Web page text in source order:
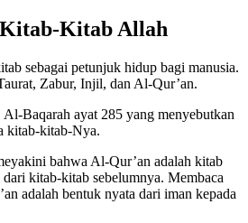
Kitab Allah
sebagai petunjuk hidup bagi manusia.
Zabur, Injil, dan Al-Qur’an.
Baqarah ayat 285 yang menyebutkan
kitab-kitab-Nya.
bahwa Al-Qur’an adalah kitab
kitab-kitab sebelumnya. Membaca
adalah bentuk nyata dari iman kepada